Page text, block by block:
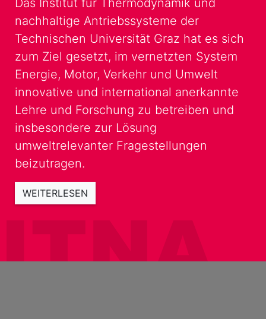
nachhaltige Antriebssysteme der
Technischen Universität Graz hat es sich
zum Ziel gesetzt, im vernetzten System
Energie, Motor, Verkehr und Umwelt
innovative und international anerkannte
Lehre und Forschung zu betreiben und
insbesondere zur Lösung
umweltrelevanter Fragestellungen
beizutragen.
WEITERLESEN